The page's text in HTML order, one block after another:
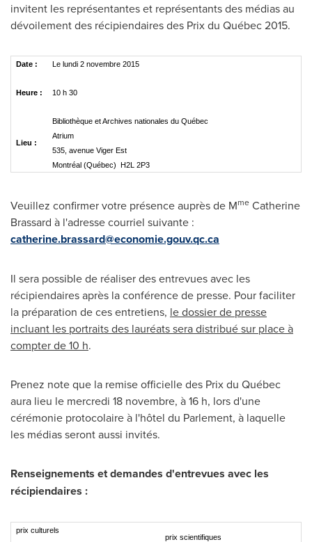
invitent les représentantes et représentants des médias au
dévoilement des récipiendaires des Prix du Québec 2015.
Date : Le lundi 2 novembre 2015
Heure : 10 h 30
Lieu :
Bibliothèque et Archives nationales du Québec
Atrium
535, avenue Viger Est
Montréal (Québec) H2L 2P3
Veuillez confirmer votre présence auprès de Mme Catherine
Brassard à l'adresse courriel suivante :
catherine.brassard@economie.gouv.qc.ca
Il sera possible de réaliser des entrevues avec les
récipiendaires après la conférence de presse. Pour faciliter
la préparation de ces entretiens, le dossier de presse
incluant les portraits des lauréats sera distribué sur place à
compter de 10 h.
Prenez note que la remise officielle des Prix du Québec
aura lieu le mercredi 18 novembre, à 16 h, lors d'une
cérémonie protocolaire à l'hôtel du Parlement, à laquelle
les médias seront aussi invités.
Renseignements et demandes d'entrevues avec les
récipiendaires :
prix culturels
prix scientifiques